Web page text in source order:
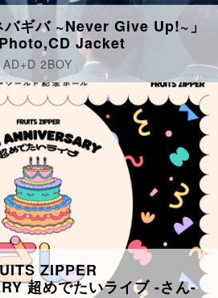
ギバ ~Never Give Up!~」
Jacket
AD+D 2BOY
ZIPPER
超めでたいライブ -さん-